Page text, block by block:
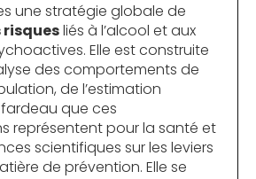
une stratégie globale de
liés à l’alcool et aux
Elle est construite
des comportements de
de l’estimation
que ces
représentent pour la santé et
scientifiques sur les leviers
de prévention. Elle se